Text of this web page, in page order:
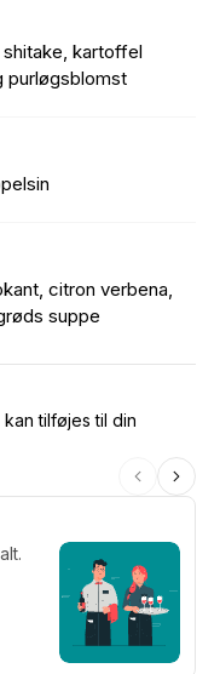
kartoffel
purløgsblomst
citron verbena,
suppe
tilføjes til din